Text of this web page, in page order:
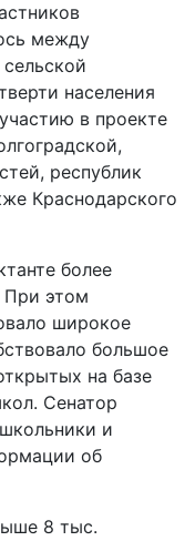
между
населения
в проекте
республик
Краснодарского
более
При этом
широкое
большое
на базе
Сенатор
и
об
8 тыс.